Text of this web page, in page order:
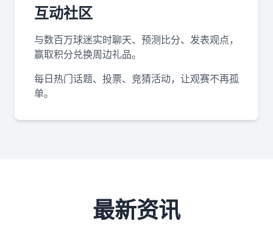
互动社区
与数百万球迷实时聊天、预测比分、发表观点，
赢取积分兑换周边礼品。
每日热门话题、投票、竞猜活动，让观赛不再孤
单。
最新资讯